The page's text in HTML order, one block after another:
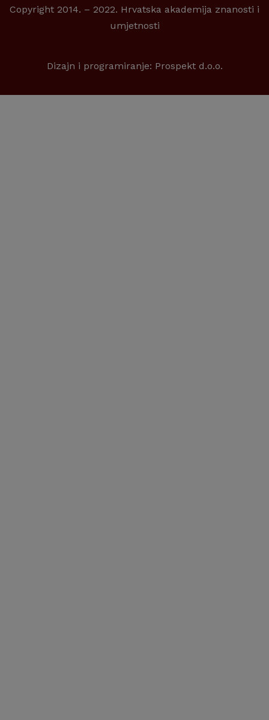
Copyright 2014. – 2022. Hrvatska akademija znanosti i
umjetnosti
Dizajn i programiranje: Prospekt d.o.o.